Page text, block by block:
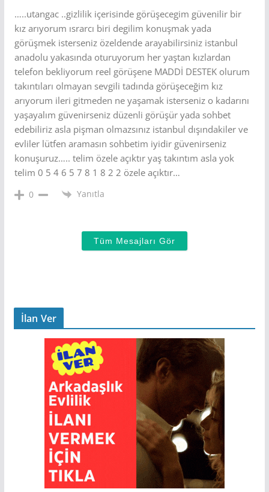
…..utangac ..gizlilik içerisinde görüşecegim güvenilir bir
kız arıyorum ısrarcı biri degilim konuşmak yada
görüşmek isterseniz özeldende arayabilirsiniz istanbul
anadolu yakasında oturuyorum her yaştan kızlardan
telefon bekliyorum reel görüşene MADDİ DESTEK olurum
takıntıları olmayan sevgili tadında görüşeceğim kız
arıyorum ileri gitmeden ne yaşamak isterseniz o kadarını
yaşayalım güvenirseniz düzenli görüşür yada sohbet
edebiliriz asla pişman olmazsınız istanbul dışındakiler ve
evliler lütfen aramasın sohbetim iyidir güvenirseniz
konuşuruz….. telim özele açıktır yaş takıntım asla yok
telim 0 5 4 6 5 7 8 1 8 2 2 özele açıktır…
0 Yanıtla
Tüm Mesajları Gör
İlan Ver